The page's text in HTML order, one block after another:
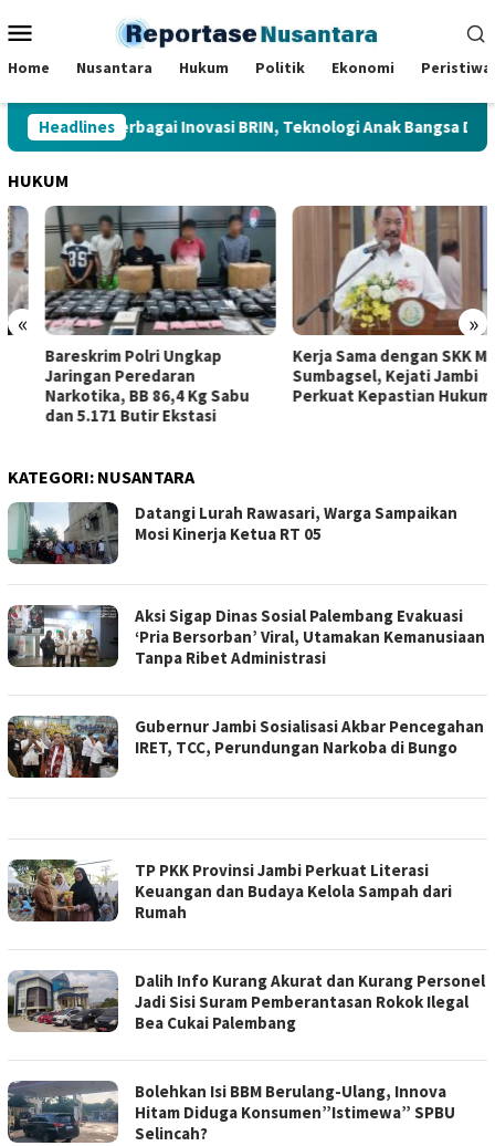
ke
Mobile
Home Nusantara Hukum Politik Ekonomi Peristiwa
Headlines
Tinjau Berbagai Inovasi BRIN, Teknologi Anak Bangsa
HUKUM
« »
Bareskrim Polri Ungkap
Jaringan Peredaran
Narkotika, BB 86,4 Kg Sabu
dan 5.171 Butir Ekstasi
Kerja Sama dengan SKK Migas
Sumbagsel, Kejati Jambi
Perkuat Kepastian Hukum
KATEGORI: NUSANTARA
Datangi Lurah Rawasari, Warga Sampaikan
Mosi Kinerja Ketua RT 05
Aksi Sigap Dinas Sosial Palembang Evakuasi
‘Pria Bersorban’ Viral, Utamakan Kemanusiaan
Tanpa Ribet Administrasi
Gubernur Jambi Sosialisasi Akbar Pencegahan
IRET, TCC, Perundungan Narkoba di Bungo
TP PKK Provinsi Jambi Perkuat Literasi
Keuangan dan Budaya Kelola Sampah dari
Rumah
Dalih Info Kurang Akurat dan Kurang Personel
Jadi Sisi Suram Pemberantasan Rokok Ilegal
Bea Cukai Palembang
Bolehkan Isi BBM Berulang-Ulang, Innova
Hitam Diduga Konsumen”Istimewa” SPBU
Selincah?